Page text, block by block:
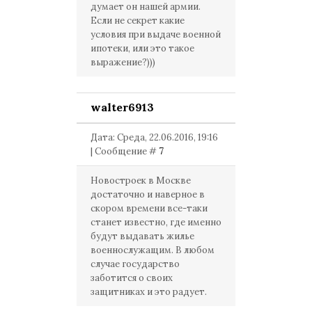
думает он нашей армии.
Если не секрет какие
условия при выдаче военной
ипотеки, или это такое
выражение?)))
walter6913
Дата: Среда, 22.06.2016, 19:16
| Сообщение # 7
Новостроек в Москве
достаточно и наверное в
скором времени все-таки
станет известно, где именно
будут выдавать жилье
военнослужащим. В любом
случае государство
заботится о своих
защитниках и это радует.